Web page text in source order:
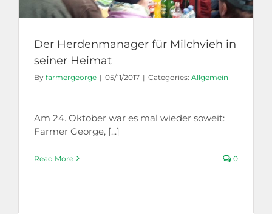
Der Herdenmanager für Milchvieh in
seiner Heimat
By farmergeorge | 05/11/2017 | Categories: Allgemein
Am 24. Oktober war es mal wieder soweit:
Farmer George, [...]
Read More 0